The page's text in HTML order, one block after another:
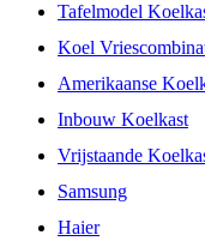
Tafelmodel
Koel
Amerikaanse
Inbouw Koelkast
Vrijstaande
Samsung
Haier